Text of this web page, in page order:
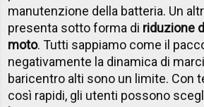
manutenzione della batteria. Un
presenta sotto forma di riduzione
moto. Tutti sappiamo come il
negativamente la dinamica di
baricentro alti sono un limite. Con
così rapidi, gli utenti possono